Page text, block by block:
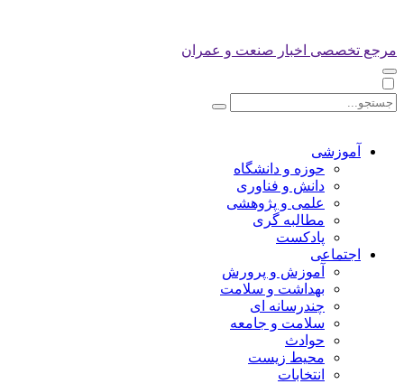
مرجع تخصصی اخبار صنعت و عمران
آموزشی
حوزه و دانشگاه
دانش و فناوری
علمی و پژوهشی
مطالبه گری
پادکست
اجتماعی
آموزش و پرورش
بهداشت و سلامت
چندرسانه ای
سلامت و جامعه
حوادث
محیط زیست
انتخابات